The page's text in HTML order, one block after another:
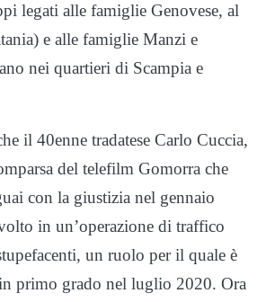
legati alle famiglie Genovese, al
e alle famiglie Manzi e
nei quartieri di Scampia e
il 40enne tradatese Carlo Cuccia,
del telefilm Gomorra che
con la giustizia nel gennaio
in un’operazione di traffico
un ruolo per il quale è
primo grado nel luglio 2020. Ora